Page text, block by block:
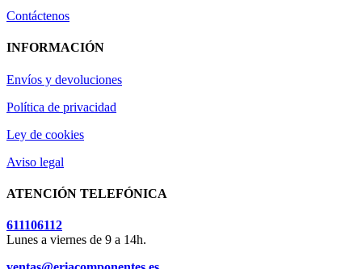
Contáctenos
INFORMACIÓN
Envíos y devoluciones
Política de privacidad
Ley de cookies
Aviso legal
ATENCIÓN TELEFÓNICA
611106112
Lunes a viernes de 9 a 14h.